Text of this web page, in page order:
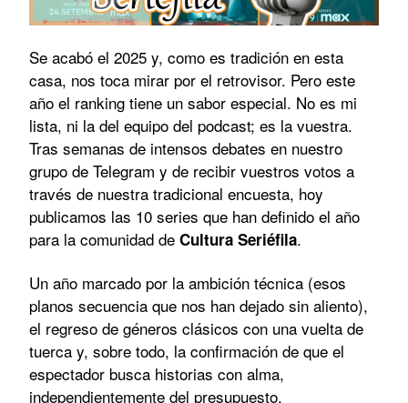
Se acabó el 2025 y, como es tradición en esta
casa, nos toca mirar por el retrovisor. Pero este
año el ranking tiene un sabor especial. No es mi
lista, ni la del equipo del podcast; es la vuestra.
Tras semanas de intensos debates en nuestro
grupo de Telegram y de recibir vuestros votos a
través de nuestra tradicional encuesta, hoy
publicamos las 10 series que han definido el año
para la comunidad de Cultura Seriéfila.
Un año marcado por la ambición técnica (esos
planos secuencia que nos han dejado sin aliento),
el regreso de géneros clásicos con una vuelta de
tuerca y, sobre todo, la confirmación de que el
espectador busca historias con alma,
independientemente del presupuesto.